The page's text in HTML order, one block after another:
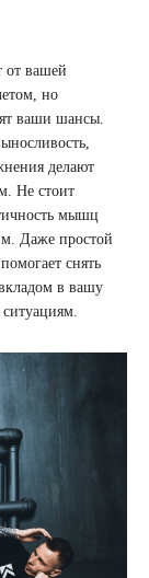
от вашей
но
ваши шансы.
делают
Не стоит
мышц
Даже простой
снять
в вашу